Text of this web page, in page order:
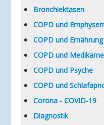
Bronchiektasen
COPD und
COPD und Ernährung
COPD und
COPD und Psyche
COPD und
Corona - COVID-19
Diagnostik